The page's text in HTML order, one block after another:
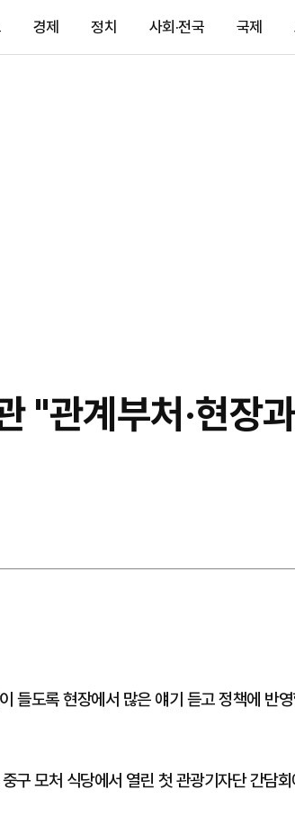
경제 정치 사회·전국 국제
"관계부처·현장
들도록 현장에서 많은 얘기 듣고 정책에 반
구 모처 식당에서 열린 첫 관광기자단 간담회